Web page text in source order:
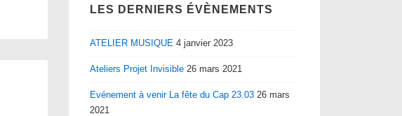
LES DERNIERS ÉVÈNEMENTS
ATELIER MUSIQUE 4 janvier 2023
Ateliers Projet Invisible 26 mars 2021
Evénement à venir La fête du Cap 23.03 26 mars
2021